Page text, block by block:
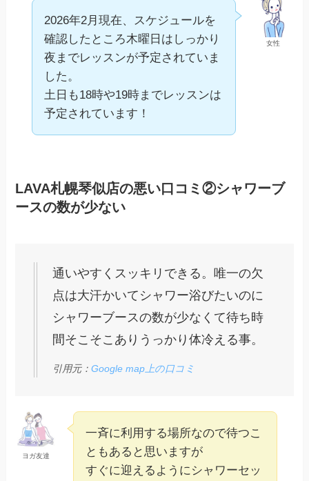
女性
2026年2月現在、スケジュールを
確認したところ木曜日はしっかり
夜までレッスンが予定されていま
した。
土日も18時や19時までレッスンは
予定されています！
LAVA札幌琴似店の悪い口コミ②シャワーブ
ースの数が少ない
通いやすくスッキリできる。唯一の欠
点は大汗かいてシャワー浴びたいのに
シャワーブースの数が少なくて待ち時
間そこそこありうっかり体冷える事。
引用元：Google map上の口コミ
ヨガ友達
一斉に利用する場所なので待つこ
ともあると思いますが
すぐに迎えるようにシャワーセッ